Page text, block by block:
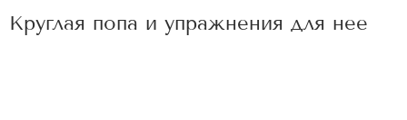
Круглая попа и упражнения для нее